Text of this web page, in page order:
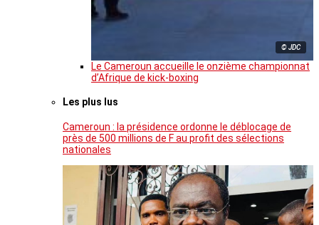
© JDC
Le Cameroun accueille le onzième championnat
d’Afrique de kick-boxing
Les plus lus
Cameroun : la présidence ordonne le déblocage de
près de 500 millions de F au profit des sélections
nationales